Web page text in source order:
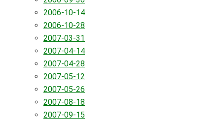
2006-10-14
2006-10-28
2007-03-31
2007-04-14
2007-04-28
2007-05-12
2007-05-26
2007-08-18
2007-09-15